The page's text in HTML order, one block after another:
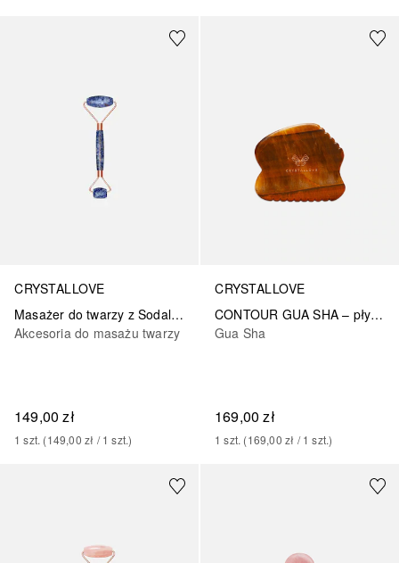
CRYSTALLOVE
Masażer do twarzy z Sodalitu
Akcesoria do masażu twarzy
149,00 zł
1 szt. (149,00 zł / 1 szt.)
CRYSTALLOVE
CONTOUR GUA SHA – płytka do masażu gua sha z tygrysiego oka
Gua Sha
169,00 zł
1 szt. (169,00 zł / 1 szt.)